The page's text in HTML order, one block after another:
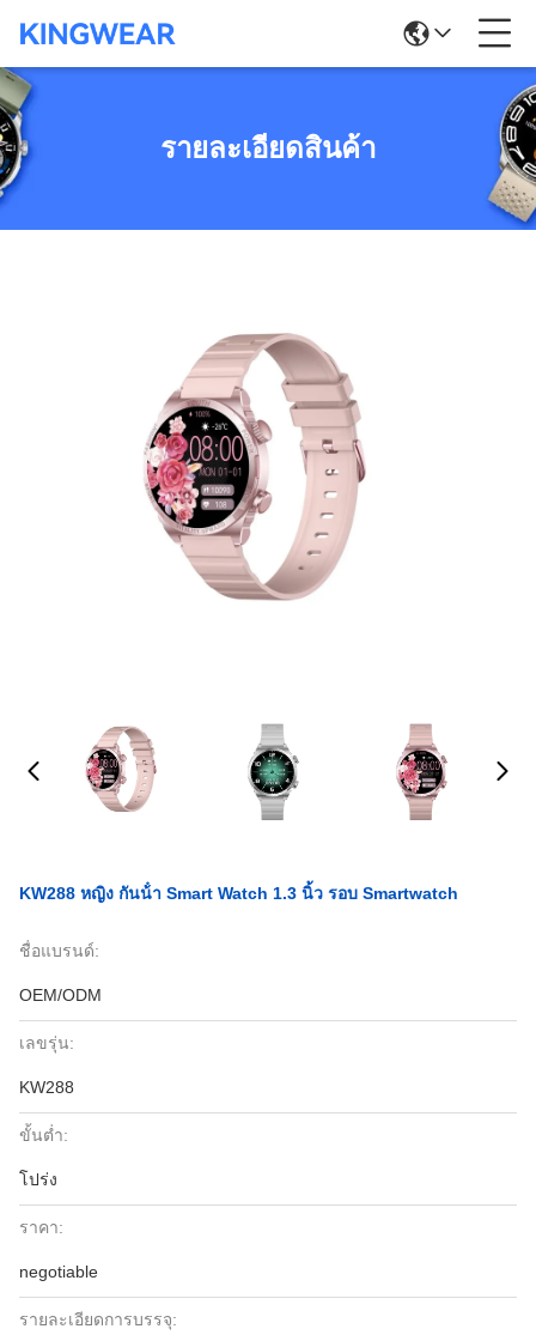
รายละเอียดสินค้า
KW288 หญิง กันน้ํา Smart Watch 1.3 นิ้ว รอบ Smartwatch
ชื่อแบรนด์:
OEM/ODM
เลขรุ่น:
KW288
ขั้นต่ำ:
โปร่ง
ราคา:
negotiable
รายละเอียดการบรรจุ: